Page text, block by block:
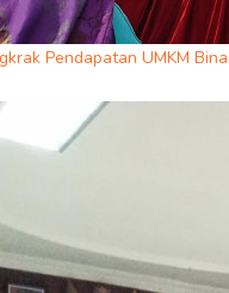
Pendapatan UMKM